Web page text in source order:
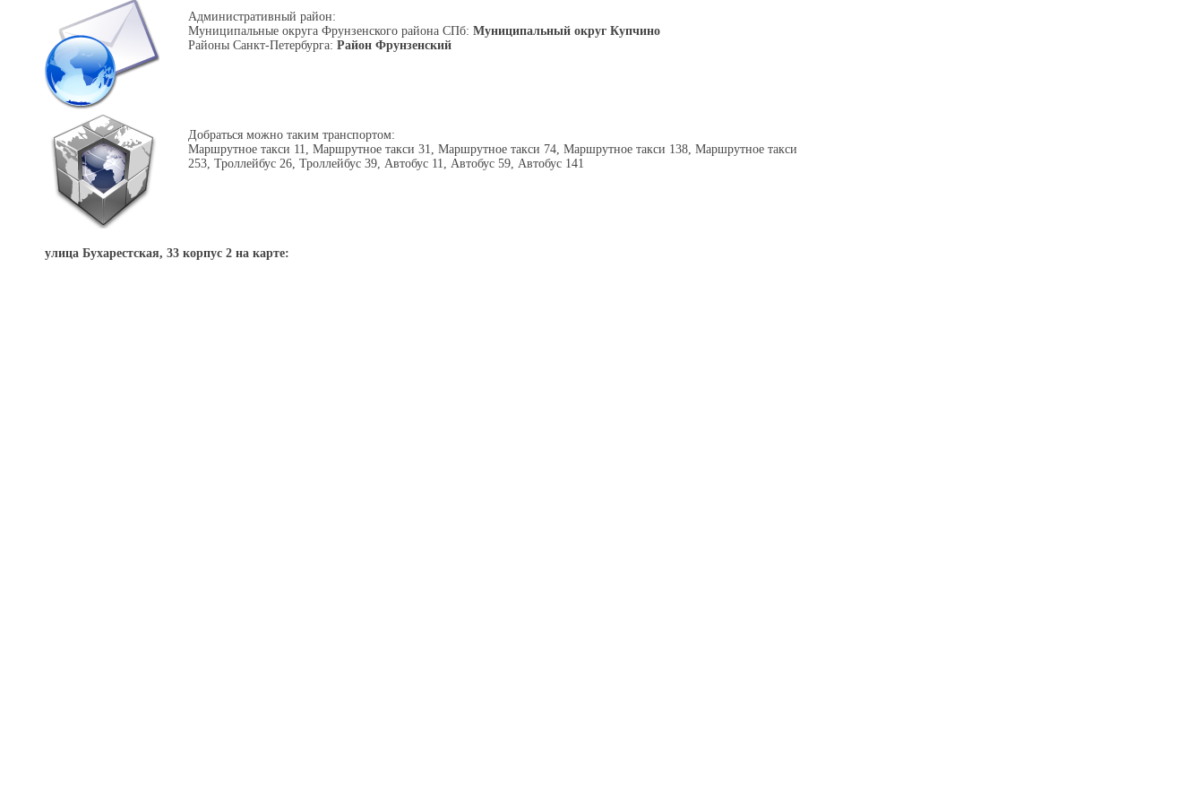
Административный район:
Муниципальные округа Фрунзенского района СПб: Муниципальный округ Купчино
Районы Санкт-Петербурга: Район Фрунзенский
Добраться можно таким транспортом:
Маршрутное такси 11, Маршрутное такси 31, Маршрутное такси 74, Маршрутное такси 138, Маршрутное такси
253, Троллейбус 26, Троллейбус 39, Автобус 11, Автобус 59, Автобус 141
улица Бухарестская, 33 корпус 2 на карте: